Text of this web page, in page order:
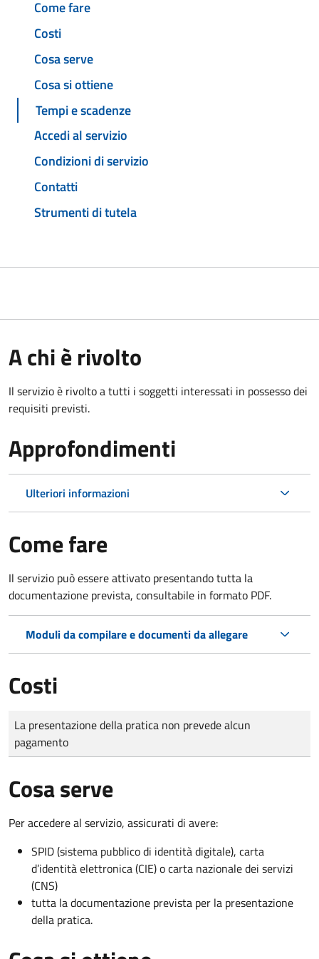
Come fare
Costi
Cosa serve
Cosa si ottiene
Tempi e scadenze
Accedi al servizio
Condizioni di servizio
Contatti
Strumenti di tutela
A chi è rivolto
Il servizio è rivolto a tutti i soggetti interessati in possesso dei
requisiti previsti.
Approfondimenti
Ulteriori informazioni
Come fare
Il servizio può essere attivato presentando tutta la
documentazione prevista, consultabile in formato PDF.
Moduli da compilare e documenti da allegare
Costi
Tipo di pagamento
Importo
La presentazione della pratica non prevede alcun
pagamento
Cosa serve
Per accedere al servizio, assicurati di avere:
SPID (sistema pubblico di identità digitale), carta
d’identità elettronica (CIE) o carta nazionale dei servizi
(CNS)
tutta la documentazione prevista per la presentazione
della pratica.